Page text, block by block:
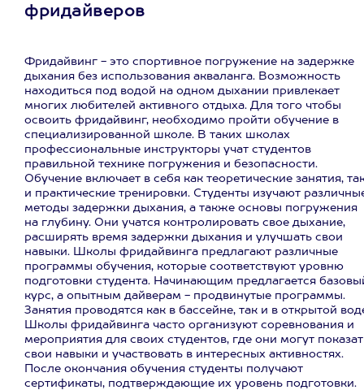
фридайверов
Фридайвинг - это спортивное погружение на задержке
дыхания без использования акваланга. Возможность
находиться под водой на одном дыхании привлекает
многих любителей активного отдыха. Для того чтобы
освоить фридайвинг, необходимо пройти обучение в
специализированной школе. В таких школах
профессиональные инструкторы учат студентов
правильной технике погружения и безопасности.
Обучение включает в себя как теоретические занятия,
и практические тренировки. Студенты изучают
методы задержки дыхания, а также основы погружения
на глубину. Они учатся контролировать свое дыхание,
расширять время задержки дыхания и улучшать свои
навыки. Школы фридайвинга предлагают различные
программы обучения, которые соответствуют уровню
подготовки студента. Начинающим предлагается
курс, а опытным дайверам - продвинутые программы.
Занятия проводятся как в бассейне, так и в открытой
Школы фридайвинга часто организуют соревнования и
мероприятия для своих студентов, где они могут
свои навыки и участвовать в интересных активностях.
После окончания обучения студенты получают
сертификаты, подтверждающие их уровень подготовки.